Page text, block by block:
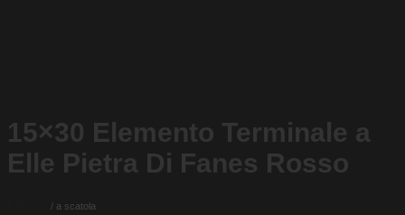
15×30 Elemento Terminale a
Elle Pietra Di Fanes Rosso